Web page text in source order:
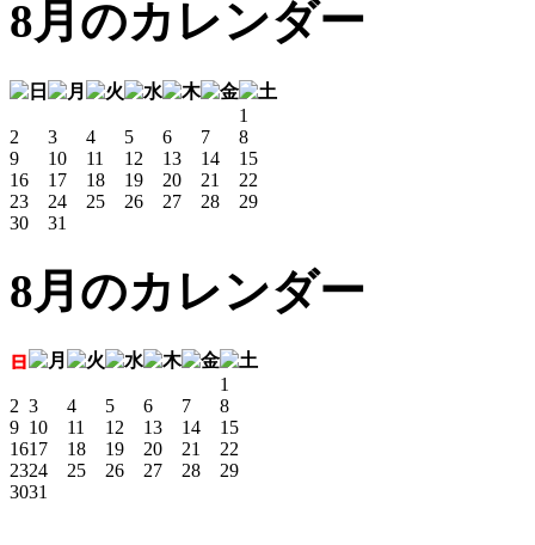
8月のカレンダー
1
2
3 4 5 6 7
8
9
10 11 12 13 14
15
16
17 18 19 20 21
22
23
24 25 26 27 28
29
30
31
8月のカレンダー
1
2 3 4 5 6 7
8
9 10 11 12 13 14
15
1617 18 19 20 21
22
2324 25 26 27 28
29
3031